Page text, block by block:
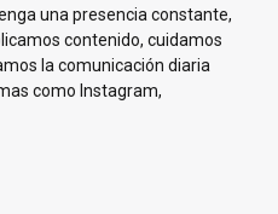
una presencia constante,
contenido, cuidamos
la comunicación diaria
como Instagram,